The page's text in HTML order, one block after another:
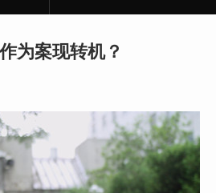
为案现转机？